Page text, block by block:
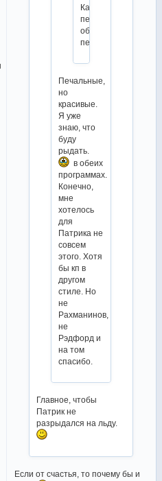
Какие
печальные
обе
песни.
Печальные,
но
красивые.
Я уже
знаю, что
буду
рыдать.
в обеих
программах.
Конечно,
мне
хотелось
для
Патрика не
совсем
этого. Хотя
бы кп в
другом
стиле. Но
не
Рахманинов,
не
Рэдфорд и
на том
спасибо.
Главное, чтобы
Патрик не
разрыдался на льду.
Если от счастья, то почему бы и